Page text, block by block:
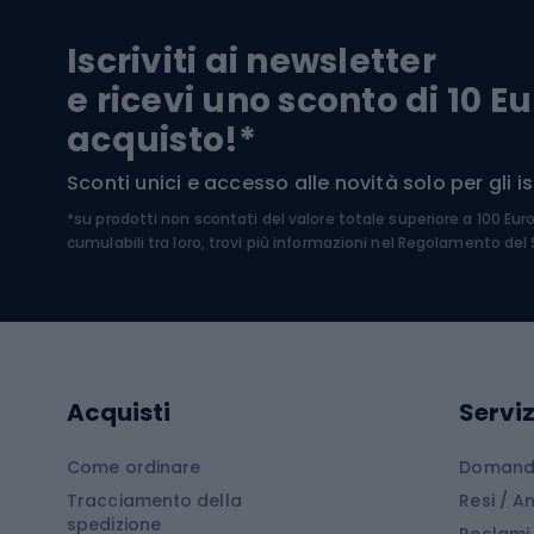
Biciclette da ghiaia
Biciclette per bambini
Sport acquatici
Costumi da bagno
Stivali da trekking
Sci
Iscriviti ai newsletter
e ricevi uno sconto di 10
acquisto!*
Sconti unici e accesso alle novità solo per gli
*su prodotti non scontati del valore totale superiore a 100
cumulabili tra loro, trovi più informazioni nel Regolamento del
Acquisti
Come ordinare
Tracciamento della
spedizione
Resi /